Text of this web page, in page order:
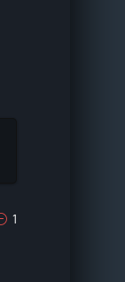
1